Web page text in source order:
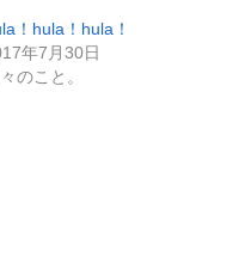
！hula！hula！
年7月30日
のこと。